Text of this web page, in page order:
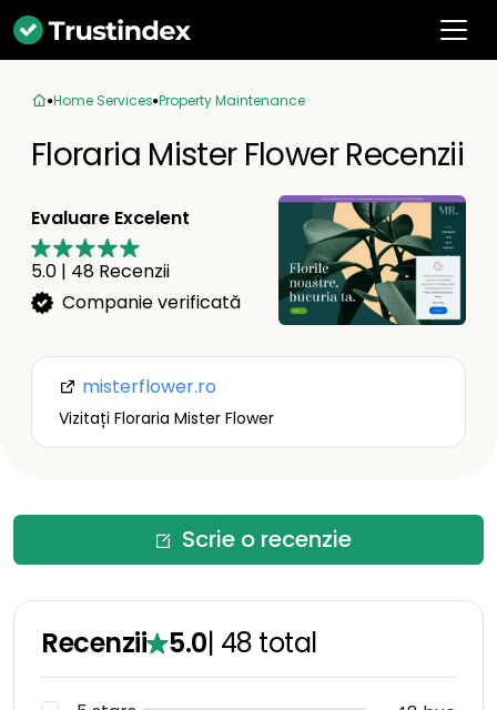
Home Services Property Maintenance
Floraria Mister Flower Recenzii
Evaluare Excelent
5.0 | 48 Recenzii
Companie verificată
misterflower.ro
Vizitați Floraria Mister Flower
Scrie o recenzie
Recenzii 5.0| 48 total